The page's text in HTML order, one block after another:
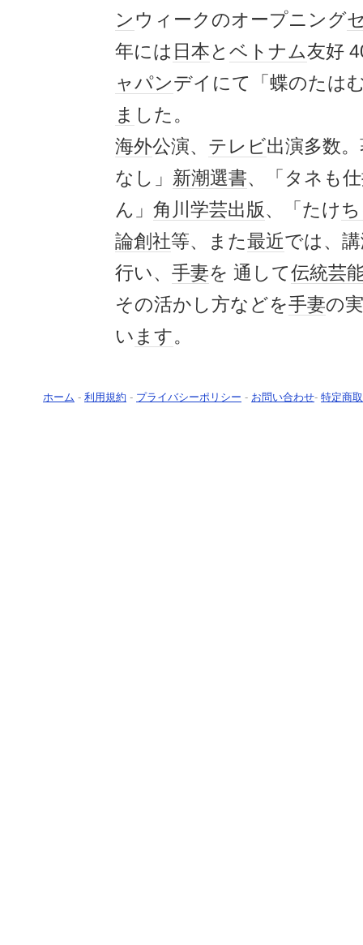
ンウィークのオープニング
年には 日本と ベトナム友好
ャパンデイにて「蝶のたは
ま した。
海外公演、 テレビ出演多数
なし」 新潮選書、「タネも
ん」 角川学芸出版、「たけ
論創社等、また最近では、
行い、 手妻を 通して伝統芸
その活かし方などを手妻の
い ます。
ホーム - 利用規約 - プライバシーポリシー - お問い合わせ- 特定商